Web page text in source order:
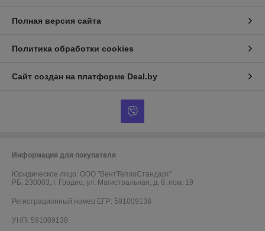
Полная версия сайта
Политика обработки cookies
Сайт создан на платформе Deal.by
Информация для покупателя
Юридическое лицо: ООО "ВентТеплоСтандарт"
РБ, 230003, г. Гродно, ул. Магистральная, д. 8, пом. 19
Регистрационный номер ЕГР: 591009138
УНП: 591009138